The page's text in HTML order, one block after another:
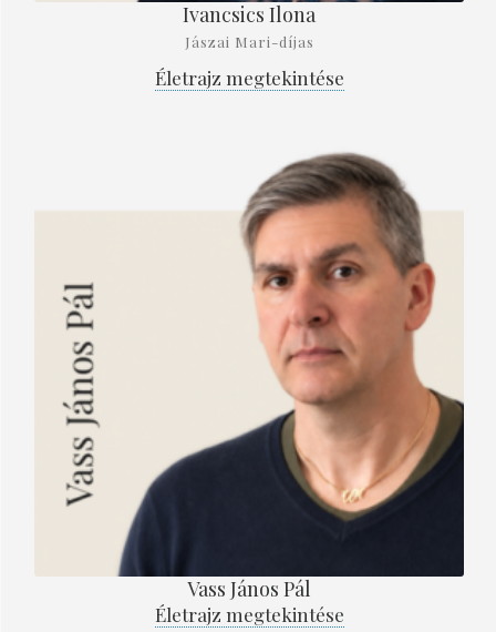
Ivancsics Ilona
Jászai Mari-díjas
Életrajz megtekintése
Vass János Pál
Életrajz megtekintése